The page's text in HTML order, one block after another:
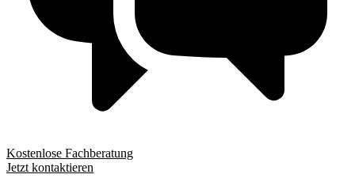
Kostenlose Fachberatung
Jetzt kontaktieren